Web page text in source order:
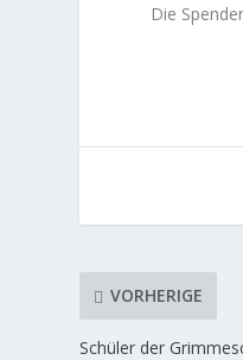
Die
VORHERIGE
Schüler der